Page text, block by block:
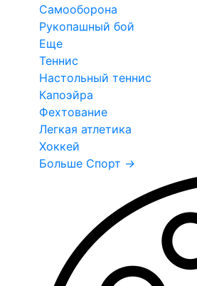
Самооборона
Рукопашный бой
Еще
Теннис
Настольный теннис
Капоэйра
Фехтование
Легкая атлетика
Хоккей
Больше Спорт →